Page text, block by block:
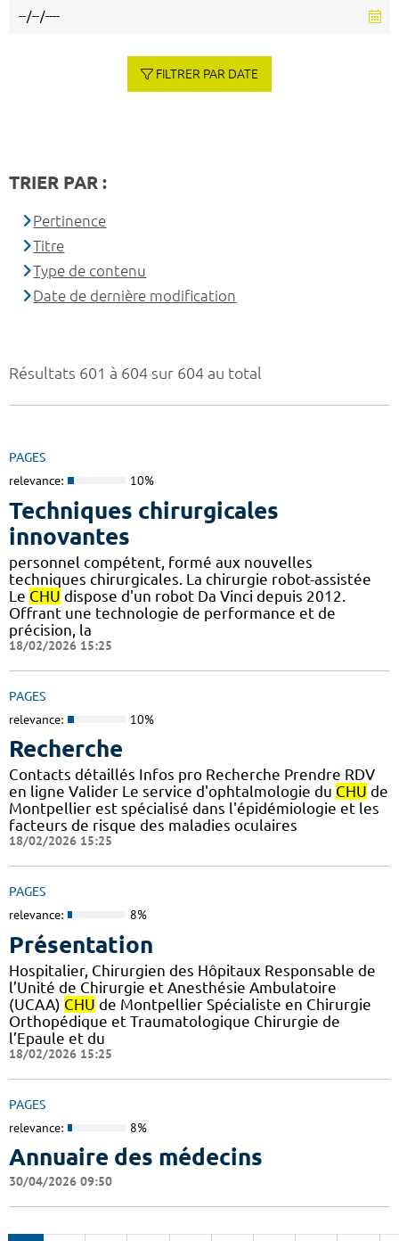
Résultats 601 à 604 sur 604 au total
PAGES
relevance: 10%
Techniques chirurgicales
innovantes
personnel compétent, formé aux nouvelles
techniques chirurgicales. La chirurgie robot-assistée
Le CHU dispose d'un robot Da Vinci depuis 2012.
Offrant une technologie de performance et de
précision, la
18/02/2026 15:25
PAGES
relevance: 10%
Recherche
Contacts détaillés Infos pro Recherche Prendre RDV
en ligne Valider Le service d'ophtalmologie du CHU de
Montpellier est spécialisé dans l'épidémiologie et les
facteurs de risque des maladies oculaires
18/02/2026 15:25
PAGES
relevance: 8%
Présentation
Hospitalier, Chirurgien des Hôpitaux Responsable de
l’Unité de Chirurgie et Anesthésie Ambulatoire
(UCAA) CHU de Montpellier Spécialiste en Chirurgie
Orthopédique et Traumatologique Chirurgie de
l’Epaule et du
18/02/2026 15:25
PAGES
relevance: 8%
Annuaire des médecins
30/04/2026 09:50
FILTRER PAR DATE
TRIER PAR :
Pertinence
Titre
Type de contenu
Date de dernière modification